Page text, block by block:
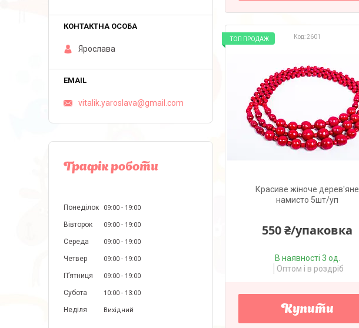
2601
ТОП ПРОДАЖ
Красиве жіноче дерев'яне
намисто 5шт/уп
550 ₴/упаковка
В наявності 3 од.
Оптом і в роздріб
Купити
Ярослава
vitalik.yaroslava@gmail.com
Графік роботи
Понеділок 09:00 19:00
Вівторок 09:00 19:00
Середа 09:00 19:00
Четвер 09:00 19:00
Пʼятниця 09:00 19:00
Субота 10:00 13:00
Неділя Вихідний